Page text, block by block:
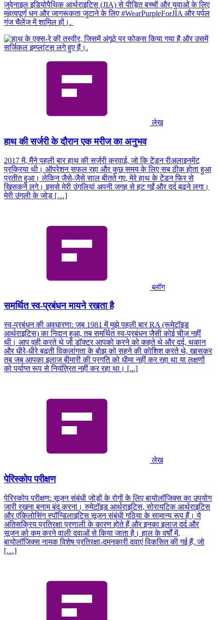
जुवेनाइल इडियोपैथिक आर्थराइटिस (JIA) से पीड़ित बच्चों और युवाओं के लिए
महत्वपूर्ण धन और जागरूकता जुटाने के लिए #WearPurpleForJIA और पर्पल
गंज चैलेंज में शामिल हों।.
लेख
हाथ की सर्जरी के दौरान एक मरीज का अनुभव
2017 में, मैंने पहली बार हाथ की सर्जरी करवाई, जो कि टेंडन रीअलाइनमेंट
प्रक्रिया थी। ऑपरेशन सफल रहा और कुछ समय के लिए सब ठीक होता हुआ
प्रतीत हुआ। लेकिन जैसे-जैसे साल बीतते गए, मेरे हाथ के टेंडन फिर से
खिसकने लगे। इससे मेरी उंगलियां अपनी जगह से हट गईं और दर्द बढ़ने लगा।
मेरी उंगली के जोड़ […]
ब्लॉग
समर्थित स्व-प्रबंधन मायने रखता है
स्व-प्रबंधन की अवधारणा: जब 1981 में मुझे पहली बार RA (रूमेटॉइड
आर्थराइटिस) का निदान हुआ, तब समर्थित स्व-प्रबंधन जैसी कोई चीज़ नहीं
थी। आप वही करते थे जो डॉक्टर आपको करने को कहते थे और दर्द, थकान
और धीरे-धीरे बढ़ती विकलांगता के बोझ को सहने की कोशिश करते थे, खासकर
तब जब आपका इलाज बीमारी की प्रगति को धीमा नहीं कर रहा था या लक्षणों
को पर्याप्त रूप से नियंत्रित नहीं कर रहा था। [...]
लेख
पेरिस्कोप परीक्षण
पेरिस्कोप परीक्षण: सूजन संबंधी जोड़ों के रोगों के लिए बायोलॉजिक्स का उपयोग
जारी रखना बनाम बंद करना। रुमेटॉइड आर्थराइटिस, सोरायटिक आर्थराइटिस
और एंकिलोसिंग स्पॉन्डिलाइटिस सूजन संबंधी गठिया के सामान्य रूप हैं। ये
अतिसक्रिय प्रतिरक्षा प्रणाली के कारण होते हैं और इनका इलाज दर्द और
सूजन को कम करने वाली दवाओं से किया जाता है। हाल के वर्षों में,
बायोलॉजिक्स नामक विशेष प्रतिरक्षा-दमनकारी दवाएं विकसित की गई हैं, जो
[…]